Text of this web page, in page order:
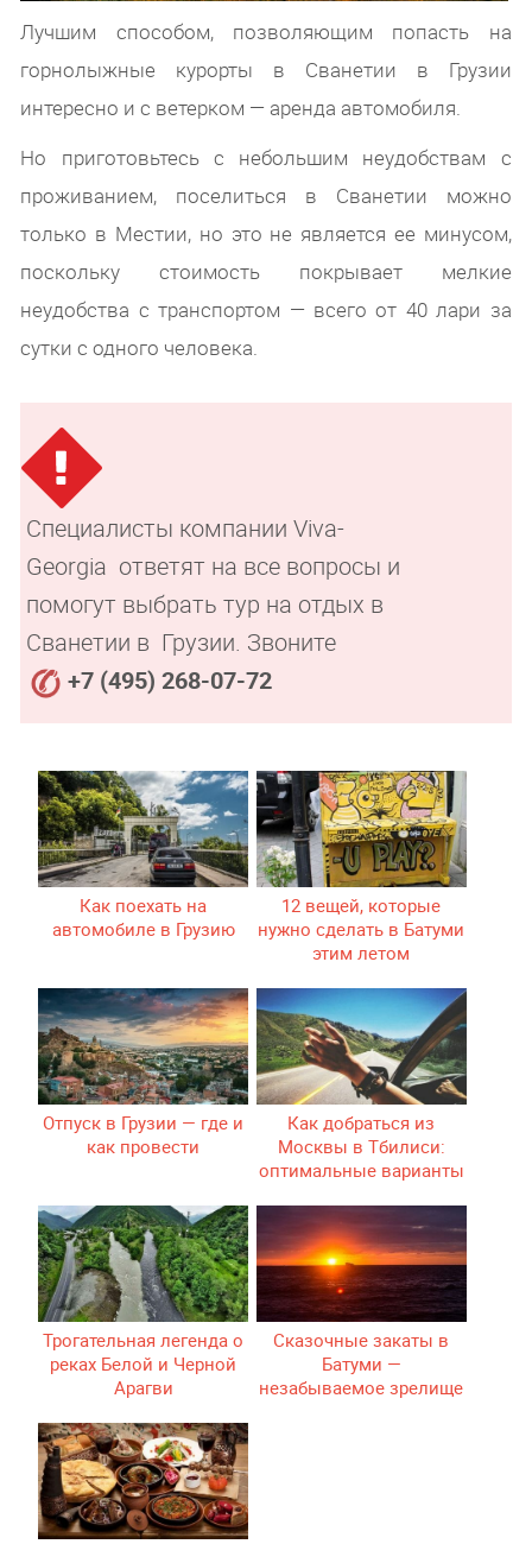
Лучшим способом, позволяющим попасть на
горнолыжные курорты в Сванетии в Грузии
интересно и с ветерком — аренда автомобиля.
Но приготовьтесь с небольшим неудобствам с
проживанием, поселиться в Сванетии можно
только в Местии, но это не является ее минусом,
поскольку стоимость покрывает мелкие
неудобства с транспортом — всего от 40 лари за
сутки с одного человека.
Специалисты компании Viva-
Georgia ответят на все вопросы и
помогут выбрать тур на отдых в
Сванетии в Грузии. Звоните
+7 (495) 268-07-72
Как поехать на
автомобиле в Грузию
12 вещей, которые
нужно сделать в Батуми
этим летом
Отпуск в Грузии — где и
как провести
Как добраться из
Москвы в Тбилиси:
оптимальные варианты
Трогательная легенда о
реках Белой и Черной
Арагви
Сказочные закаты в
Батуми —
незабываемое зрелище